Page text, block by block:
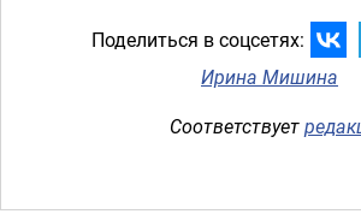
Поделиться в соцсетях:
Ирина Мишина
Соответствует